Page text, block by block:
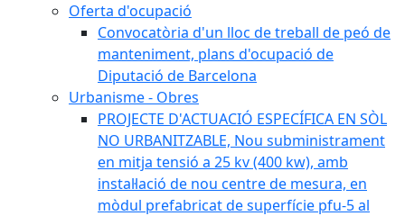
Oferta d'ocupació
Convocatòria d'un lloc de treball de peó de
manteniment, plans d'ocupació de
Diputació de Barcelona
Urbanisme - Obres
PROJECTE D'ACTUACIÓ ESPECÍFICA EN SÒL
NO URBANITZABLE, Nou subministrament
en mitja tensió a 25 kv (400 kw), amb
instal·lació de nou centre de mesura, en
mòdul prefabricat de superfície pfu-5 al